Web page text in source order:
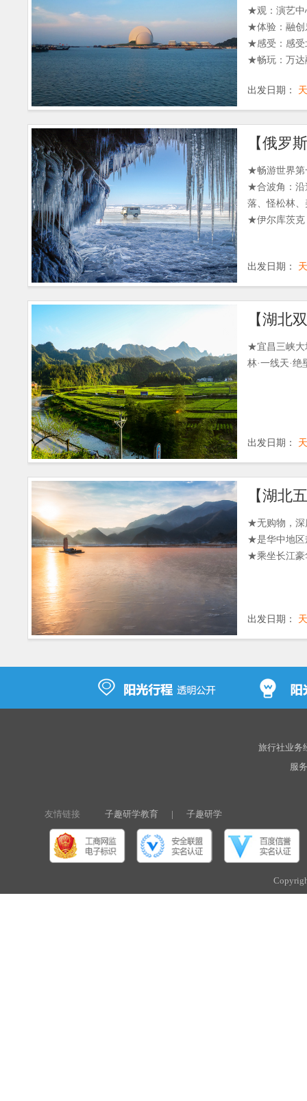
出发日期：
★观：演艺中
★体验：融创
★感受：感受
★畅玩：万达
出发日期：
【俄罗
★畅游世界第
★合波角：沿
落、怪松林
★伊尔库茨克
出发日期：
【湖北
★宜昌三峡大
林·一线天·绝
出发日期：
【湖北
★无购物，深
★是华中地区
★乘坐长江豪
旅行社业务
服
友情链接 子趣研学教育 | 子趣研学